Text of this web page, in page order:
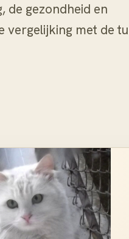
de gezondheid en
vergelijking met de